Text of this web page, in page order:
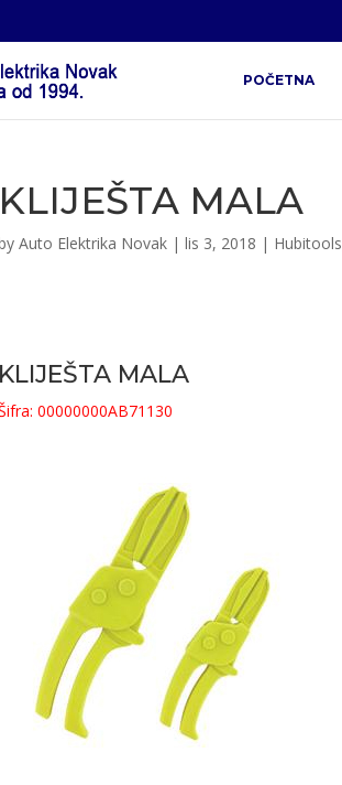
POČETNA
KLIJEŠTA MALA
Auto Elektrika Novak | lis 3, 2018 | Hubitools
KLIJEŠTA MALA
00000000AB71130